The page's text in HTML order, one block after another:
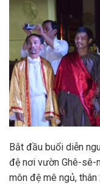
Bắt đầu buổi diễn
đệ nơi vườn Ghê-sê-
môn đệ mê ngủ,